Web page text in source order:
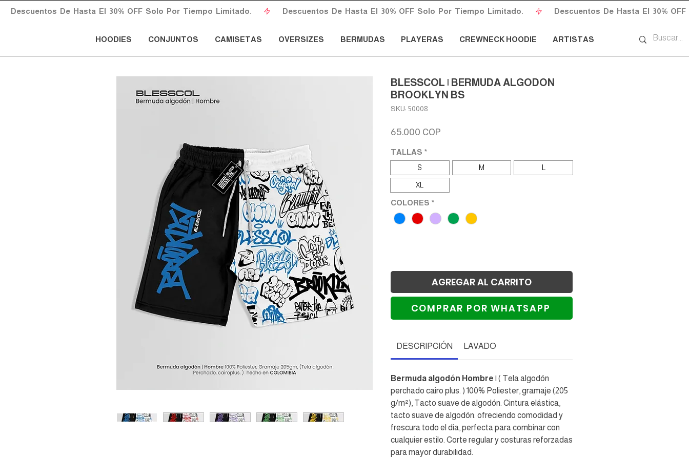
       Descuentos  De  Hasta  El  30%  OFF  Solo  Por  Tiempo  Limitado.
HOODIES CONJUNTOS CAMISETAS OVERSIZES BERMUDAS PLAYERAS CREWNECK HOODIE ARTISTAS
BLESSCOL | BERMUDA ALGODON
BROOKLYN BS
SKU: 50008
65.000 COP
TALLAS *
S M L
XL
COLORES *
AGREGAR AL CARRITO
Realizar compra
DESCRIPCIÓN LAVADO
Bermuda algodón Hombre | ( Tela algodón
perchado cairo plus. ) 100% Poliester, gramaje (205
g/m²), Tacto suave de algodón. Cintura elástica,
tacto suave de algodón. ofreciendo comodidad y
frescura todo el dia, perfecta para combinar con
cualquier estilo. Corte regular y costuras reforzadas
para mayor durabilidad.
COMPRAR POR WHATSAPP